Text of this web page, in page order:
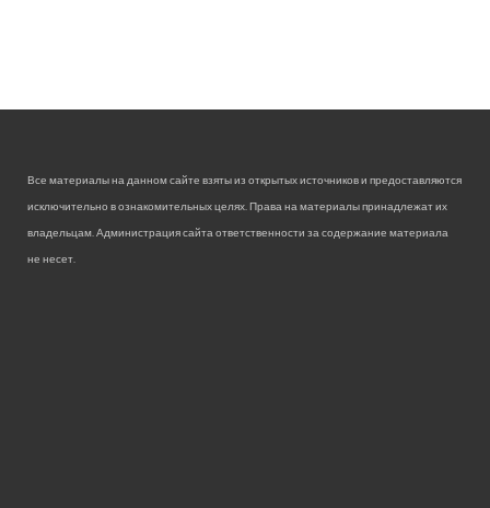
Все материалы на данном сайте взяты из открытых источников и предоставляются
исключительно в ознакомительных целях. Права на материалы принадлежат их
владельцам. Администрация сайта ответственности за содержание материала
не несет.